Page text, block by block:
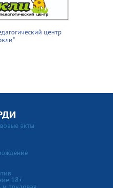
центр
акты
18+